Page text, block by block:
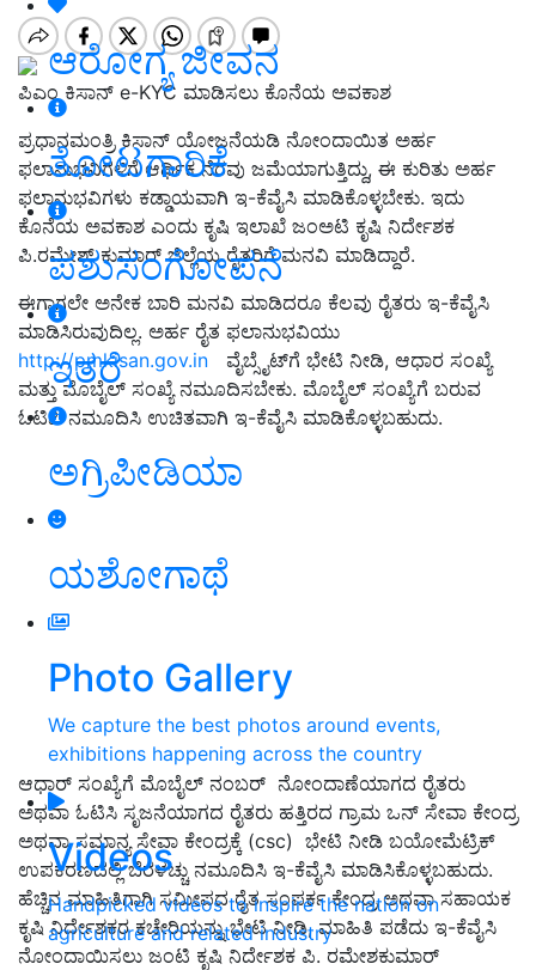
ಆರೋಗ್ಯ ಜೀವನ
ತೋಟಗಾರಿಕೆ
ಪಶುಸಂಗೋಪನೆ
ಇತರೆ
ಅಗ್ರಿಪೀಡಿಯಾ
ಯಶೋಗಾಥೆ
Photo Gallery
We capture the best photos around events,
exhibitions happening across the country
Videos
Handpicked videos to inspire the nation on
agriculture and related industry
ಪಿಎಂ ಕಿಸಾನ್‌ e-KYC ಮಾಡಿಸಲು ಕೊನೆಯ ಅವಕಾಶ
ಪ್ರಧಾನಮಂತ್ರಿ ಕಿಸಾನ್ ಯೋಜನೆಯಡಿ ನೋಂದಾಯಿತ ಅರ್ಹ
ಫಲಾನುಭವಿಗಳಿಗೆ ಆರ್ಥಿಕ ನೆರವು ಜಮೆಯಾಗುತ್ತಿದ್ದು, ಈ ಕುರಿತು ಅರ್ಹ
ಫಲಾನುಭವಿಗಳು ಕಡ್ಡಾಯವಾಗಿ ಇ-ಕೆವೈಸಿ ಮಾಡಿಕೊಳ್ಳಬೇಕು. ಇದು
ಕೊನೆಯ ಅವಕಾಶ ಎಂದು ಕೃಷಿ ಇಲಾಖೆ ಜಂಅಟಿ ಕೃಷಿ ನಿರ್ದೇಶಕ
ಪಿ.ರಮೇಶ್ ಕುಮಾರ್ ಜಿಲ್ಲೆಯ ರೈತರಿಗೆ ಮನವಿ ಮಾಡಿದ್ದಾರೆ.
ಈಗಾಗಲೇ ಅನೇಕ ಬಾರಿ ಮನವಿ ಮಾಡಿದರೂ ಕೆಲವು ರೈತರು ಇ-ಕೆವೈಸಿ
ಮಾಡಿಸಿರುವುದಿಲ್ಲ. ಅರ್ಹ ರೈತ ಫಲಾನುಭವಿಯು
http://pmkisan.gov.in ವೈಬ್ಸೈಟ್‍ಗೆ ಭೇಟಿ ನೀಡಿ, ಆಧಾರ ಸಂಖ್ಯೆ
ಮತ್ತು ಮೊಬೈಲ್ ಸಂಖ್ಯೆ ನಮೂದಿಸಬೇಕು. ಮೊಬೈಲ್ ಸಂಖ್ಯೆಗೆ ಬರುವ
ಓಟಿಪಿ ನಮೂದಿಸಿ ಉಚಿತವಾಗಿ ಇ-ಕೆವೈಸಿ ಮಾಡಿಕೊಳ್ಳಬಹುದು.
ಆಧಾರ್ ಸಂಖ್ಯೆಗೆ ಮೊಬೈಲ್ ನಂಬರ್ ನೋಂದಾಣೆಯಾಗದ ರೈತರು
ಅಥವಾ ಓಟಿಸಿ ಸೃಜನೆಯಾಗದ ರೈತರು ಹತ್ತಿರದ ಗ್ರಾಮ ಒನ್ ಸೇವಾ ಕೇಂದ್ರ
ಅಥವಾ ಸಮಾನ್ಯ ಸೇವಾ ಕೇಂದ್ರಕ್ಕೆ (csc) ಭೇಟಿ ನೀಡಿ ಬಯೋಮೆಟ್ರಿಕ್
ಉಪಕರಣದಲ್ಲಿ ಬೆರಳಚ್ಚು ನಮೂದಿಸಿ ಇ-ಕೆವೈಸಿ ಮಾಡಿಸಿಕೊಳ್ಳಬಹುದು.
ಹೆಚ್ಚಿನ ಮಾಹಿತಿಗಾಗಿ ಸಮೀಪದ ರೈತ ಸಂಪರ್ಕ ಕೇಂದ್ರ ಅಥವಾ ಸಹಾಯಕ
ಕೃಷಿ ನಿರ್ದೇಶಕರ ಕಚೇರಿಯನ್ನು ಭೇಟಿ ನೀಡಿ, ಮಾಹಿತಿ ಪಡೆದು ಇ-ಕೆವೈಸಿ
ನೋಂದಾಯಿಸಲು ಜಂಟಿ ಕೃಷಿ ನಿರ್ದೇಶಕ ಪಿ. ರಮೇಶಕುಮಾರ್